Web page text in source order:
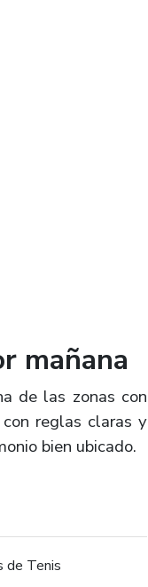
mañana
de las zonas con
reglas claras y
bien ubicado.
de Tenis